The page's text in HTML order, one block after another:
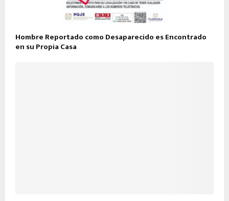
Hombre Reportado como Desaparecido es Encontrado
en su Propia Casa